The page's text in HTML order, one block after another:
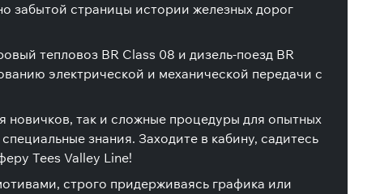
забытой страницы истории железных дорог
тепловоз BR Class 08 и дизель-поезд BR
электрической и механической передачи с
новичков, так и сложные процедуры для опытных
знания. Заходите в кабину, садитесь
Tees Valley Line!
строго придерживаясь графика или